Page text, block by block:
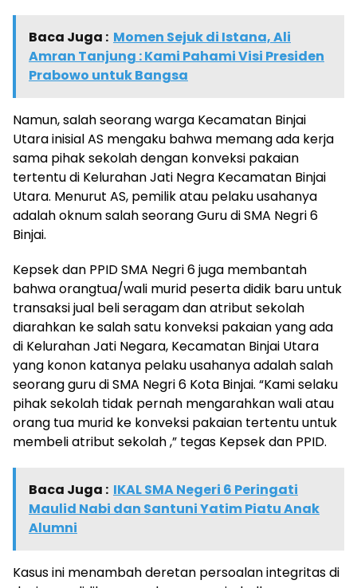
Baca Juga : Momen Sejuk di Istana, Ali
Amran Tanjung : Kami Pahami Visi Presiden
Prabowo untuk Bangsa
Namun, salah seorang warga Kecamatan Binjai
Utara inisial AS mengaku bahwa memang ada kerja
sama pihak sekolah dengan konveksi pakaian
tertentu di Kelurahan Jati Negra Kecamatan Binjai
Utara. Menurut AS, pemilik atau pelaku usahanya
adalah oknum salah seorang Guru di SMA Negri 6
Binjai.
Kepsek dan PPID SMA Negri 6 juga membantah
bahwa orangtua/wali murid peserta didik baru untuk
transaksi jual beli seragam dan atribut sekolah
diarahkan ke salah satu konveksi pakaian yang ada
di Kelurahan Jati Negara, Kecamatan Binjai Utara
yang konon katanya pelaku usahanya adalah salah
seorang guru di SMA Negri 6 Kota Binjai. “Kami selaku
pihak sekolah tidak pernah mengarahkan wali atau
orang tua murid ke konveksi pakaian tertentu untuk
membeli atribut sekolah ,” tegas Kepsek dan PPID.
Baca Juga : IKAL SMA Negeri 6 Peringati
Maulid Nabi dan Santuni Yatim Piatu Anak
Alumni
Kasus ini menambah deretan persoalan integritas di